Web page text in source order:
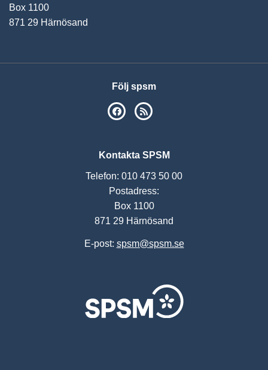
Box 1100
871 29 Härnösand
Följ spsm
SPSM på Facebook
Kontakta SPSM
Telefon: 010 473 50 00
Postadress:
Box 1100
871 29 Härnösand
E-post: spsm@spsm.se